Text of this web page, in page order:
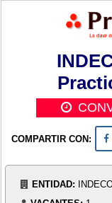
COMPARTIR CON:
ENTIDAD: